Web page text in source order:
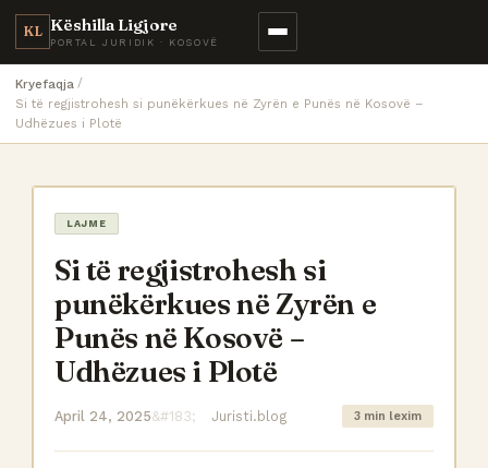
KL Këshilla Ligjore
PORTAL JURIDIK · KOSOVË
Kryefaqja
Si të regjistrohesh si punëkërkues në Zyrën e Punës në Kosovë –
Udhëzues i Plotë
LAJME
Si të regjistrohesh si
punëkërkues në Zyrën e
Punës në Kosovë –
Udhëzues i Plotë
April 24, 2025 Juristi.blog 3 min lexim